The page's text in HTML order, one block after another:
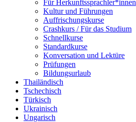
Für Herkunftssprachler*innen
Kultur und Führungen
Auffrischungskurse
Crashkurs / Für das Studium
Schnellkurse
Standardkurse
Konversation und Lektüre
Prüfungen
Bildungsurlaub
Thailändisch
Tschechisch
Türkisch
Ukrainisch
Ungarisch